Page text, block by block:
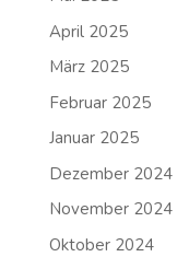
April 2025
März 2025
Februar 2025
Januar 2025
Dezember 2024
November 2024
Oktober 2024